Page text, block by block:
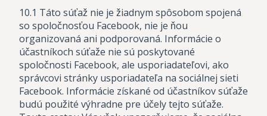
10.1 Táto súťaž nie je žiadnym spôsobom spojená
so spoločnosťou Facebook, nie je ňou
organizovaná ani podporovaná. Informácie o
účastníkoch súťaže nie sú poskytované
spoločnosti Facebook, ale usporiadateľovi, ako
správcovi stránky usporiadateľa na sociálnej sieti
Facebook. Informácie získané od účastníkov súťaže
budú použité výhradne pre účely tejto súťaže.